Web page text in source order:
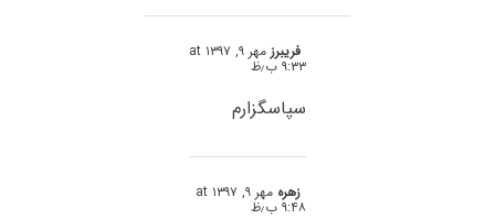
فریبرز مهر ۹, ۱۳۹۷ at
۹:۳۳ ب٫ظ
سپاسگزارم
زهره مهر ۹, ۱۳۹۷ at
۹:۴۸ ب٫ظ